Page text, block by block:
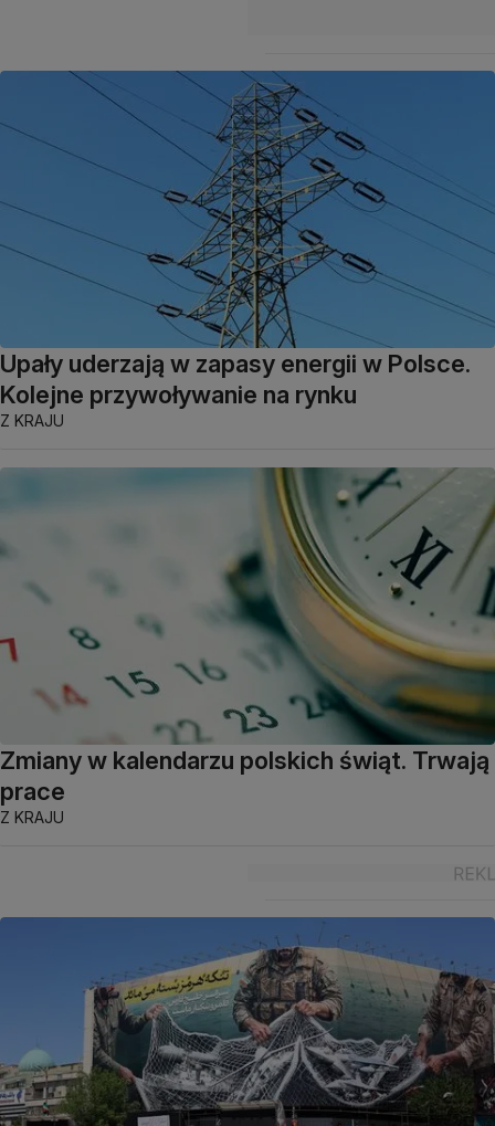
Upały uderzają w zapasy energii w Polsce.
Kolejne przywoływanie na rynku
Z KRAJU
Zmiany w kalendarzu polskich świąt. Trwają
prace
Z KRAJU